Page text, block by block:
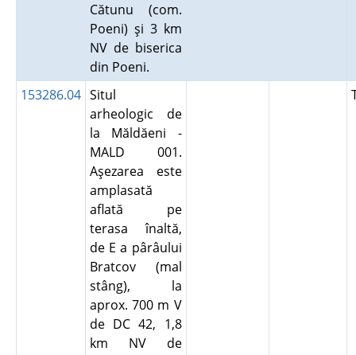
Cătunu (com.
Poeni) şi 3 km
NV de biserica
din Poeni.
153286.04 Situl
arheologic de
la Măldăeni -
MALD 001.
Aşezarea este
amplasată
aflată pe
terasa înaltă,
de E a pârâului
Bratcov (mal
stâng), la
aprox. 700 m V
de DC 42, 1,8
km NV de